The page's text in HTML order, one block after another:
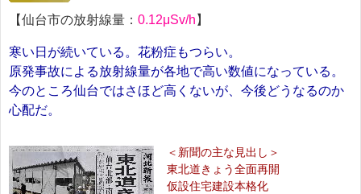
【仙台市の放射線量： 0.12μSv/h 】
寒い日が続いている。花粉症もつらい。
原発事故による放射線量が各地で高い数値になっている。
今のところ仙台ではさほど高くないが、今後どうなるのか
心配だ。
＜新聞の主な見出し＞
東北道きょう全面再開
仮設住宅建設本格化